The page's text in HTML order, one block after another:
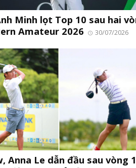
Minh lọt Top 10 sau hai
Amateur 2026
30/07/2026
Anna Le dẫn đầu sau vòng